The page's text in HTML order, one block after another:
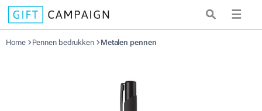
☰
Home Pennen bedrukken Metalen pennen